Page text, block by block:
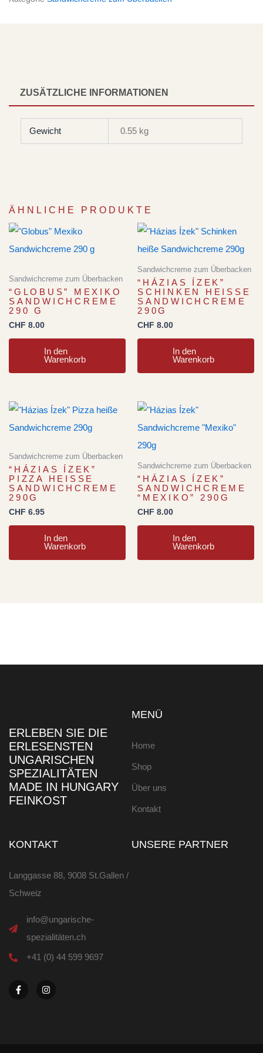
ZUSÄTZLICHE INFORMATIONEN
Gewicht 0.55 kg
ÄHNLICHE PRODUKTE
Sandwichcreme zum Überbacken
“GLOBUS” MEXIKO
SANDWICHCREME
290 G
CHF 8.00
In den
Warenkorb
Sandwichcreme zum Überbacken
“HÁZIAS ÍZEK”
SCHINKEN HEISSE S
ANDWICHCREME 2
90G
CHF 8.00
In den
Warenkorb
Sandwichcreme zum Überbacken
“HÁZIAS ÍZEK”
PIZZA HEISSE S
ANDWICHCREME 2
90G
CHF 6.95
In den
Warenkorb
Sandwichcreme zum Überbacken
“HÁZIAS ÍZEK”
SANDWICHCREME
“MEXIKO” 290G
CHF 8.00
In den
Warenkorb
ERLEBEN SIE DIE
ERLESENSTEN
UNGARISCHEN
SPEZIALITÄTEN
MADE IN HUNGARY
FEINKOST
MENÜ
Home
Shop
Über uns
Kontakt
KONTAKT
Langgasse 88, 9008 St.Gallen /
Schweiz
info@ungarische-
spezialitäten.ch
+41 (0) 44 599 9697
F
a
I
n
UNSERE PARTNER